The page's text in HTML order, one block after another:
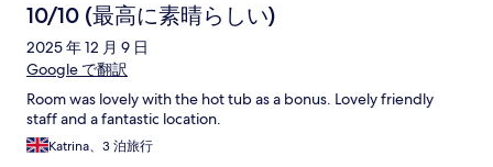
10/10 (最高に素晴らしい)
2025 年 12 月 9 日
Google で翻訳
Room was lovely with the hot tub as a bonus. Lovely friendly
staff and a fantastic location.
Katrina、3 泊旅行